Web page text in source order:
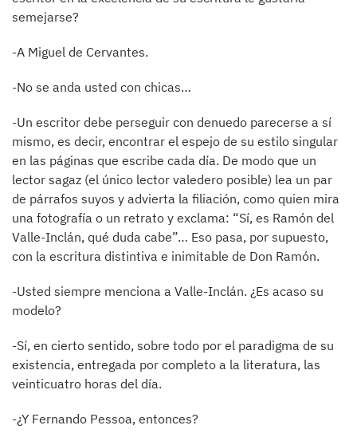
semejarse?
-A Miguel de Cervantes.
-No se anda usted con chicas…
-Un escritor debe perseguir con denuedo parecerse a sí
mismo, es decir, encontrar el espejo de su estilo singular
en las páginas que escribe cada día. De modo que un
lector sagaz (el único lector valedero posible) lea un par
de párrafos suyos y advierta la filiación, como quien mira
una fotografía o un retrato y exclama: “Sí, es Ramón del
Valle-Inclán, qué duda cabe”… Eso pasa, por supuesto,
con la escritura distintiva e inimitable de Don Ramón.
-Usted siempre menciona a Valle-Inclán. ¿Es acaso su
modelo?
-Sí, en cierto sentido, sobre todo por el paradigma de su
existencia, entregada por completo a la literatura, las
veinticuatro horas del día.
-¿Y Fernando Pessoa, entonces?